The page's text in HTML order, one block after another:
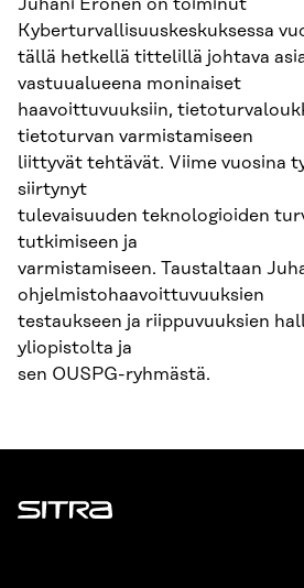
Juhani Eronen on toiminut
Kyberturvallisuuskeskuksessa
tällä hetkellä tittelillä johtava
vastuualueena moninaiset
haavoittuvuuksiin,
tietoturvan varmistamiseen
liittyvät tehtävät. Viime vuosina
siirtynyt
tulevaisuuden teknologioiden
tutkimiseen ja
varmistamiseen. Taustaltaan
ohjelmistohaavoittuvuuksien
testaukseen ja riippuvuuksien
yliopistolta ja
sen OUSPG-ryhmästä.
Sitra